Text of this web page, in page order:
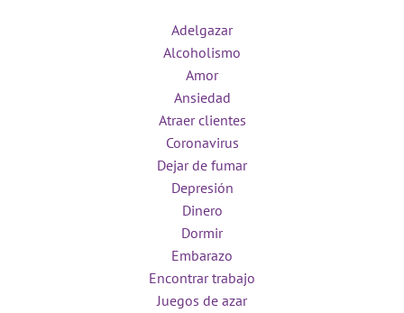
Adelgazar
Alcoholismo
Amor
Ansiedad
Atraer clientes
Coronavirus
Dejar de fumar
Depresión
Dinero
Dormir
Embarazo
Encontrar trabajo
Juegos de azar